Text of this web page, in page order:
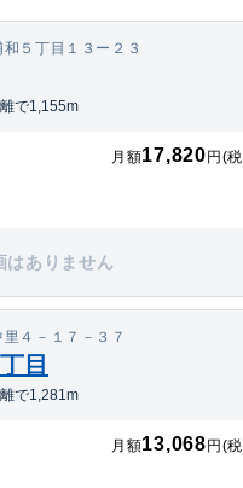
５丁目１３ー２３
で1,155m
月額17,820円(
はありません
４－１７－３７
目
で1,281m
月額13,068円(